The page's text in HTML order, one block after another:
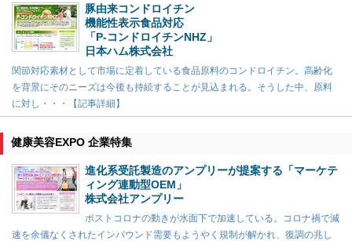
豚由来コンドロイチン
機能性表示食品対応
「P-コンドロイチンNHZ」
日本ハム株式会社
関節対応素材として市場に定着している食品原料のコンドロイチン。高齢化
を背景にそのニーズは今後も持続することが見込まれる。そうした中、原料
に対し・・・【記事詳細】
健康美容EXPO 企業特集
進化系受託製造のアンプリーが提案する「マーケテ
ィング連動型OEM」
株式会社アンプリー
ポストコロナの動きが水面下で加速している。コロナ禍で減
速を余儀なくされたインバウンド需要もようやく規制が解かれ、復調の兆し